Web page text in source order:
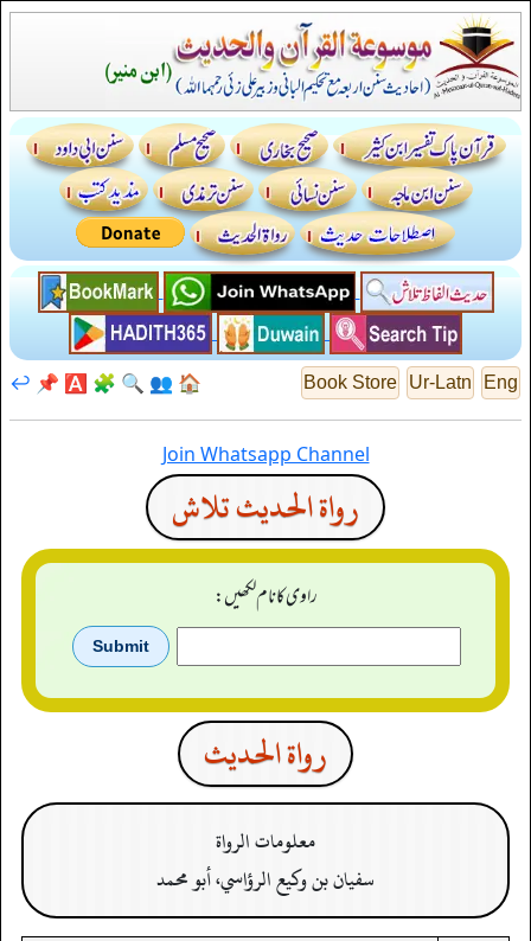
Eng
Ur-Latn
Book Store
🏠
👥
🔍
🧩
🅰️
📌
↩️
Join Whatsapp Channel
رواة الحديث تلاش
راوی کا نام لکھیں:
رواة الحدیث
معلومات الرواة
سفيان بن وكيع الرؤاسي، أبو محمد